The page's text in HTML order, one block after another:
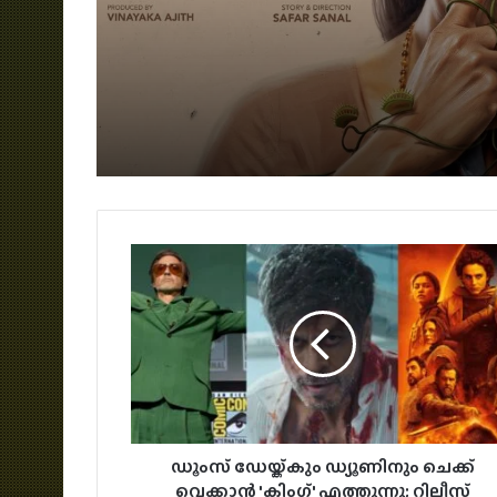
പോസ്റ്റർ പുറത്ത്;
സെപ്റ്റംബർ 4-ന്
ഡൂംസ് ഡേയ്ക്കും ഡ്യൂണിനും ചെക്ക്
വെക്കാൻ 'കിംഗ്' എത്തുന്നു; റിലീസ്